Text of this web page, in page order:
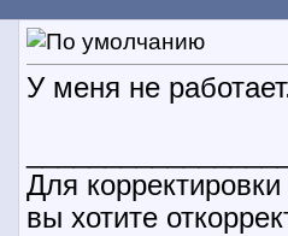
У меня не
Для
вы хотите